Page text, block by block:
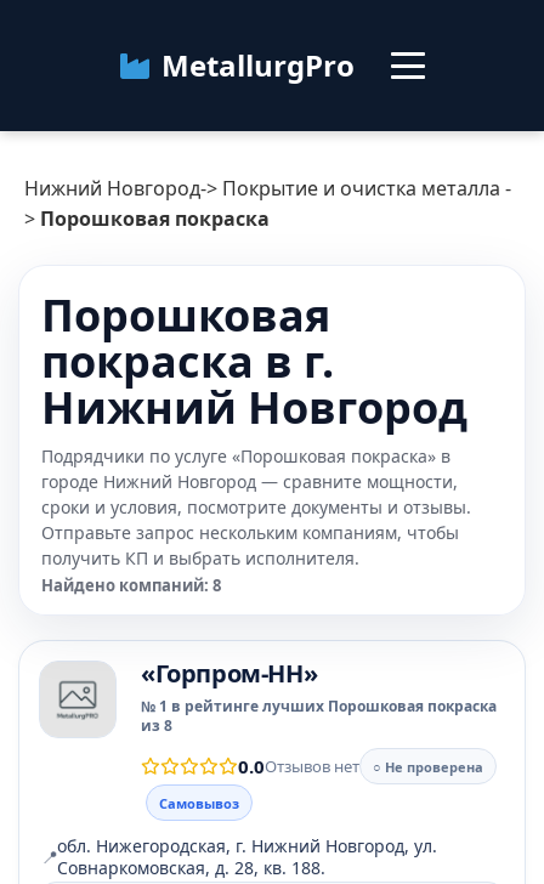
MetallurgPro
Нижний Новгород
Категории
О сервисе Контакты
Нижний Новгород-> Покрытие и очистка металла -
> Порошковая покраска
Порошковая
покраска в г.
Нижний Новгород
Подрядчики по услуге «Порошковая покраска» в
городе Нижний Новгород — сравните мощности,
сроки и условия, посмотрите документы и отзывы.
Отправьте запрос нескольким компаниям, чтобы
получить КП и выбрать исполнителя.
Найдено компаний: 8
«Горпром-НН»
№ 1 в рейтинге лучших Порошковая покраска
из 8
0.0Отзывов нет
○ Не проверена
Самовывоз
📍обл. Нижегородская, г. Нижний Новгород, ул.
Совнаркомовская, д. 28, кв. 188.